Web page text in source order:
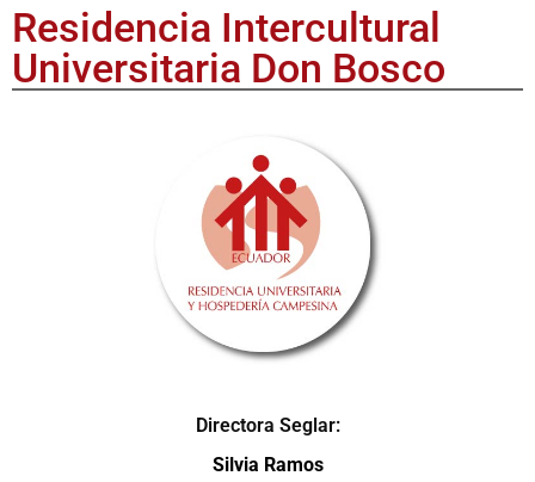
Residencia Intercultural
Universitaria Don Bosco
Directora Seglar:
Silvia Ramos